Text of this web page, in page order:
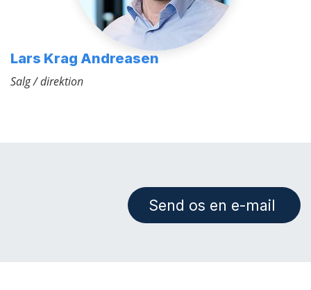
Lars Krag Andreasen
Salg / direktion
Send os en e-mail